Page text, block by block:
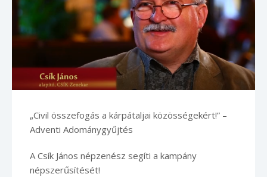
„Civil összefogás a kárpátaljai közösségekért!” –
Adventi Adománygyűjtés
A Csík János népzenész segíti a kampány
népszerűsítését!